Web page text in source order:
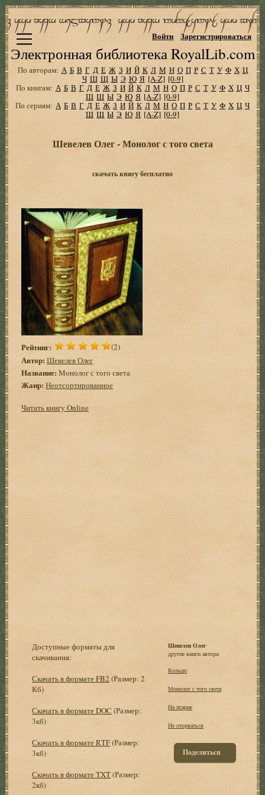
Электронная библиотека RoyalLib.com
Войти Зарегистрироваться
По авторам: А Б В Г Д Е Ж З И Й К Л М Н О П Р С Т У Ф Х Ц
Ч Ш Щ Ы Э Ю Я [A-Z] [0-9]
По книгам: А Б В Г Д Е Ж З И Й К Л М Н О П Р С Т У Ф Х Ц Ч
Ш Щ Ы Э Ю Я [A-Z] [0-9]
По сериям: А Б В Г Д Е Ж З И Й К Л М Н О П Р С Т У Ф Х Ц Ч
Ш Щ Ы Э Ю Я [A-Z] [0-9]
Шевелев Олег - Монолог с того света
скачать книгу бесплатно
Рейтинг: (2)
Автор: Шевелев Олег
Название: Монолог с того света
Жанр: Неотсортированное
Читать книгу Online
Доступные форматы для
скачивания:
Скачать в формате FB2 (Размер: 2
Кб)
Скачать в формате DOC (Размер:
3кб)
Скачать в формате RTF(Размер:
3кб)
Скачать в формате TXT(Размер:
2кб)
Шевелев Олег
другие книги автора:
Кольцо
Монолог с того света
На псарне
Не оторваться
Поделиться